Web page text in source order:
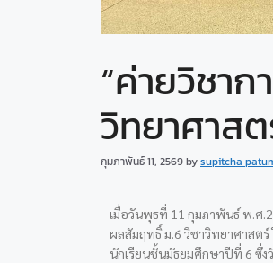
“ค่ายวิชา
วิทยาศาสต
กุมภาพันธ์ 11, 2569bysupitcha
เมื่อวันพุธที่ 11 กุมภาพันธ์ พ.ศ
ผลสัมฤทธิ์ ม.6 วิชาวิทยาศาสต
นักเรียนชั้นมัธยมศึกษาปีที่ 6 ซึ่ง